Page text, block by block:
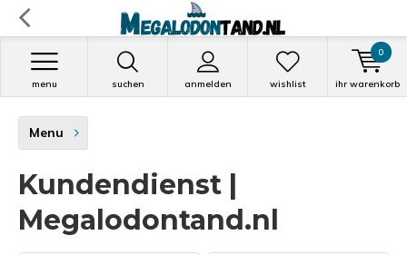
suchen anmelden
menu wishlist ihr warenkorb
0
Menu
Kundendienst |
Megalodontand.nl